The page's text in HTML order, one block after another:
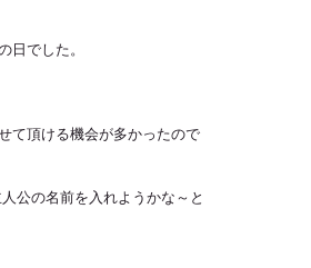
日でした。
て頂ける機会が多かったので
公の名前を入れようかな～と